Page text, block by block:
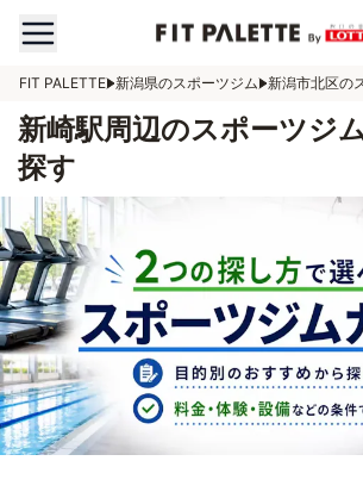
FIT PALETTE 新潟県のスポーツジム 新潟市北区の
新崎駅周辺のスポーツジ
探す